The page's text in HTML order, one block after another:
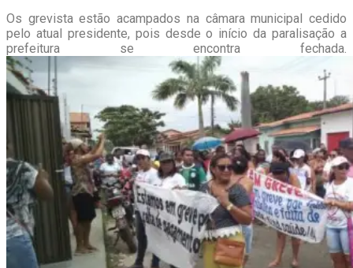
Os grevista estão acampados na câmara municipal cedido
pelo atual presidente, pois desde o início da paralisação a
prefeitura se encontra fechada.